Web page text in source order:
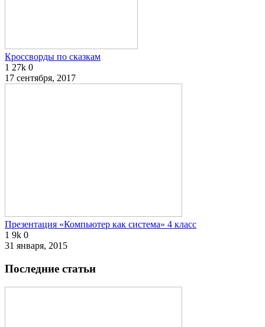
Кроссворды по сказкам
1 27k 0
17 сентября, 2017
Презентация «Компьютер как система» 4 класс
1 9k 0
31 января, 2015
Последние статьи